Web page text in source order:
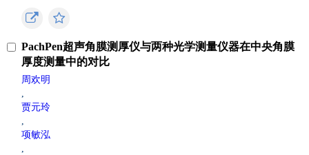
PachPen超声角膜测厚仪与两种光学测量仪器在中央角膜
厚度测量中的对比
周欢明
,
贾元玲
,
项敏泓
,